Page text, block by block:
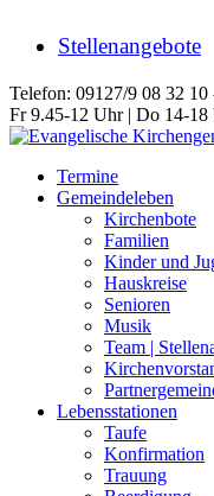
Stellenangebote
Telefon: 09127/9 08 32
Fr 9.45-12 Uhr | Do 14-18
Termine
Gemeindeleben
Kirchenbote
Familien
Kinder und
Hauskreise
Senioren
Musik
Team |
Lebensstationen
Taufe
Konfirmation
Trauung